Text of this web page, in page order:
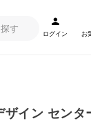
ログイン お
イン センタ